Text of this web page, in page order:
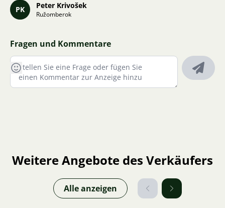
PK Peter Krivošek
Ružomberok
Fragen und Kommentare
Weitere Angebote des Verkäufers
Alle anzeigen